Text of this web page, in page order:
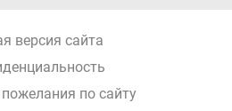
версия сайта
по сайту